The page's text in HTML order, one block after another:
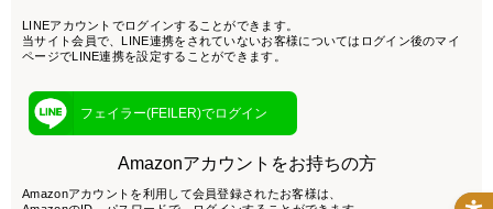
LINEアカウントでログインすることができます。
当サイト会員で、LINE連携をされていないお客様についてはログイン後のマイ
ページでLINE連携を設定することができます。
フェイラー(FEILER)でログイン
Amazonアカウントをお持ちの方
Amazonアカウントを利用して会員登録されたお客様は、